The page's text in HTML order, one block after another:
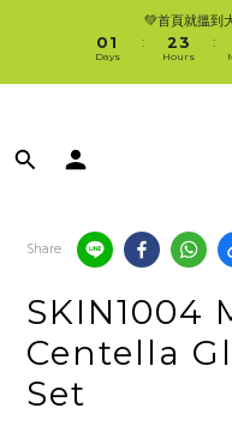
🛍香港購物滿$250免順豐自提櫃
💚首頁就搵到
0 1
0
Days
:
3
2
1
0
4
3
2
1
Hours
:
🛍香港購物滿$250免順豐自提櫃
Share
SKIN1004
Centella
Set